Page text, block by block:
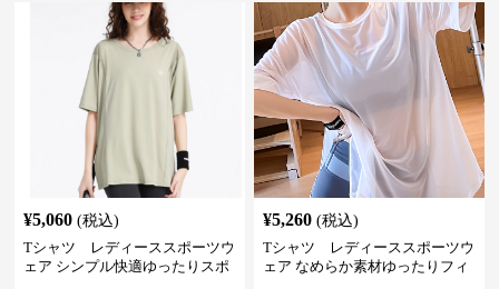
¥5,060 (税込)
Tシャツ レディーススポーツウ
ェア シンプル快適ゆったりスポ
¥5,260 (税込)
Tシャツ レディーススポーツウ
ェア なめらか素材ゆったりフィ